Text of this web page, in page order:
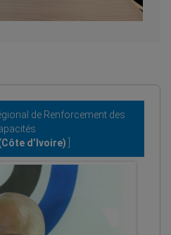
de Renforcement des
d’Ivoire)